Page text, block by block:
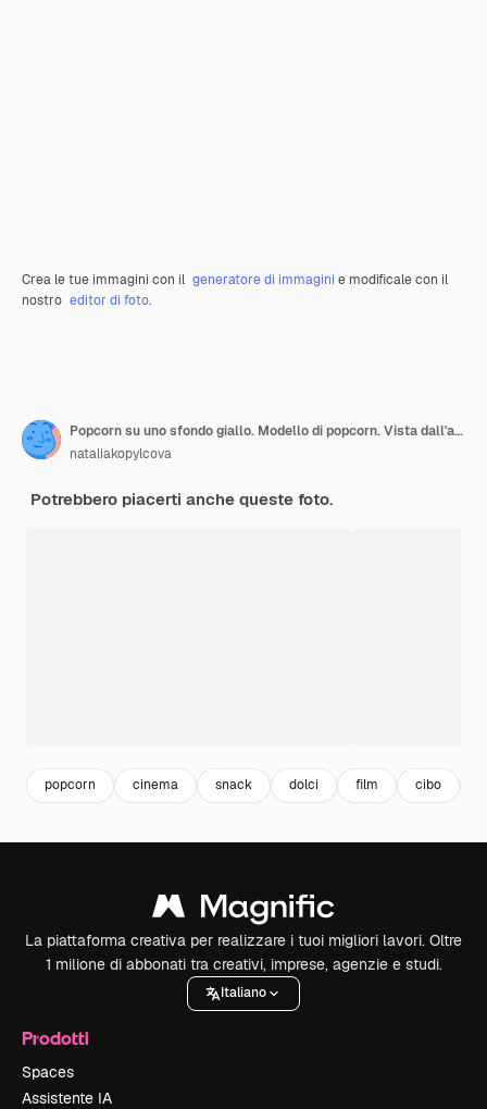
Crea le tue immagini con il generatore di immagini e modificale con il
nostro editor di foto.
Popcorn su uno sfondo giallo. Modello di popcorn. Vista dall'alto, copia dello spazio
nataliakopylcova
Potrebbero piacerti anche queste foto.
popcorn cinema snack dolci film cibo
La piattaforma creativa per realizzare i tuoi migliori lavori. Oltre
1 milione di abbonati tra creativi, imprese, agenzie e studi.
Italiano
Prodotti
Spaces
Assistente IA